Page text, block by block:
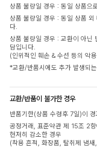
상품 불량일 경우 : 동일 상품으
상품 불량일 경우 : 동일 상품
다.
상품 불량일 경우 : 교환이 아
담입니다.
(인위적인 훼손 & 수선 등의 악
*교환/반품시에도 추가 발생되
교환/반품이 불가한 경우
반품기한(상품 수령후 7일)이 경
공정거래, 표준약관 제 15조 2
현저히 감소한 경우
(착용 흔적, 화장품, 탈취제 냄